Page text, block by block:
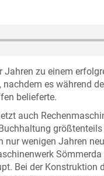
zu einem
es während
belieferte.
auch
wenigen Jahren
Bei der Konstruktion